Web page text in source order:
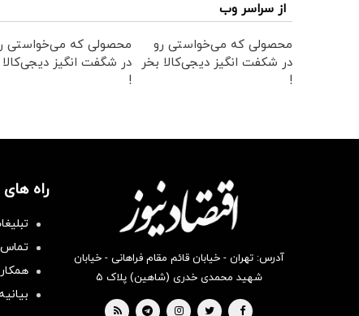
از سراسر وب
محصولی که می‌خواستی رو
در شکفت انگیز دیجی‌کالا بخر
!
محصولی که می‌خواستی
در شگفت انگیز دیجی‌کالا
!
آدرس: تهران - خیابان قائم مقام فراهانی - خیابان
شهید محمدی خدری (شاهین) پلاک ۵
راه
تماس